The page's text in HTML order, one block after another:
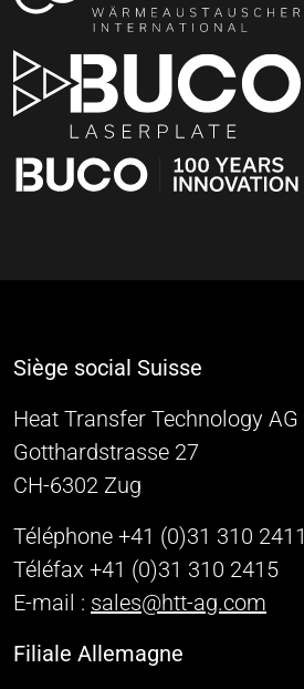
Siège social Suisse
Heat Transfer Technology AG
Gotthardstrasse 27
CH-6302 Zug
Téléphone +41 (0)31 310 2411
Téléfax +41 (0)31 310 2415
E-mail : sales@htt-ag.com
Filiale Allemagne